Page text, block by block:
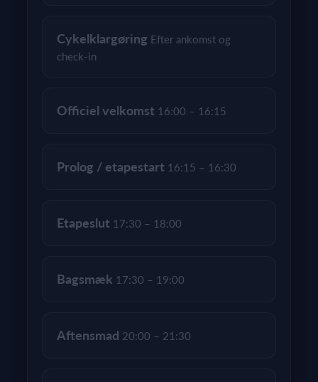
Cykelklargøring Efter ankomst og
check-in
Officiel velkomst 16:00 – 16:15
Prolog / etapestart 16:15 – 16:30
Etapeslut 17:30 – 18:00
Bagsmæk 17:30 – 19:00
Aftensmad 20:00 – 21:30